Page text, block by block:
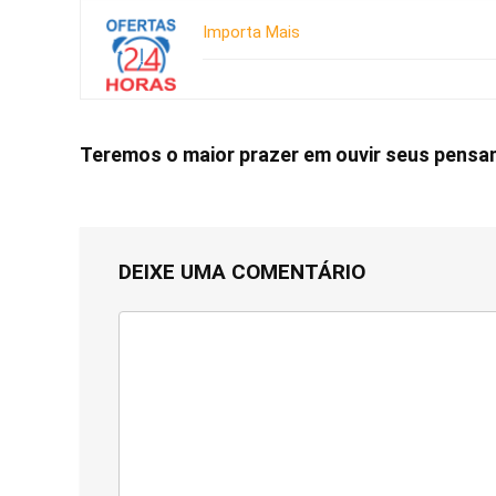
Importa Mais
Teremos o maior prazer em ouvir seus
DEIXE UMA COMENTÁRIO